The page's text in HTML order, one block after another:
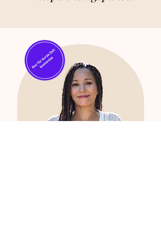
Produkt in Bio-Qualität.